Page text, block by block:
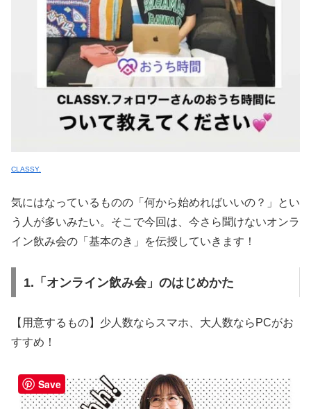
CLASSY.
気にはなっているものの「何から始めればいいの？」とい
う人が多いみたい。そこで今回は、今さら聞けないオンラ
イン飲み会の「基本のき」を伝授していきます！
1.「オンライン飲み会」のはじめかた
【用意するもの】少人数ならスマホ、大人数ならPCがお
すすめ！
Save